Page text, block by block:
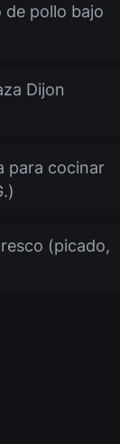
de pollo bajo
Dijon
para cocinar
(picado,